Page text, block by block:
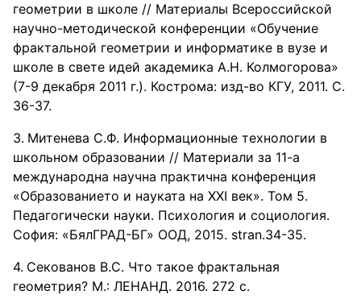
геометрии в школе // Материалы Всероссийской
научно-методической конференции «Обучение
фрактальной геометрии и информатике в вузе и
школе в свете идей академика А.Н. Колмогорова»
(7-9 декабря 2011 г.). Кострома: изд-во КГУ, 2011. С.
36-37.
Митенева С.Ф. Информационные технологии в
школьном образовании // Материали за 11-а
международна научна практична конференция
«Образованието и науката на XXI век». Том 5.
Педагогически науки. Психология и социология.
София: «БялГРАД-БГ» ООД, 2015. stran.34-35.
Секованов В.С. Что такое фрактальная
геометрия? М.: ЛЕНАНД. 2016. 272 с.